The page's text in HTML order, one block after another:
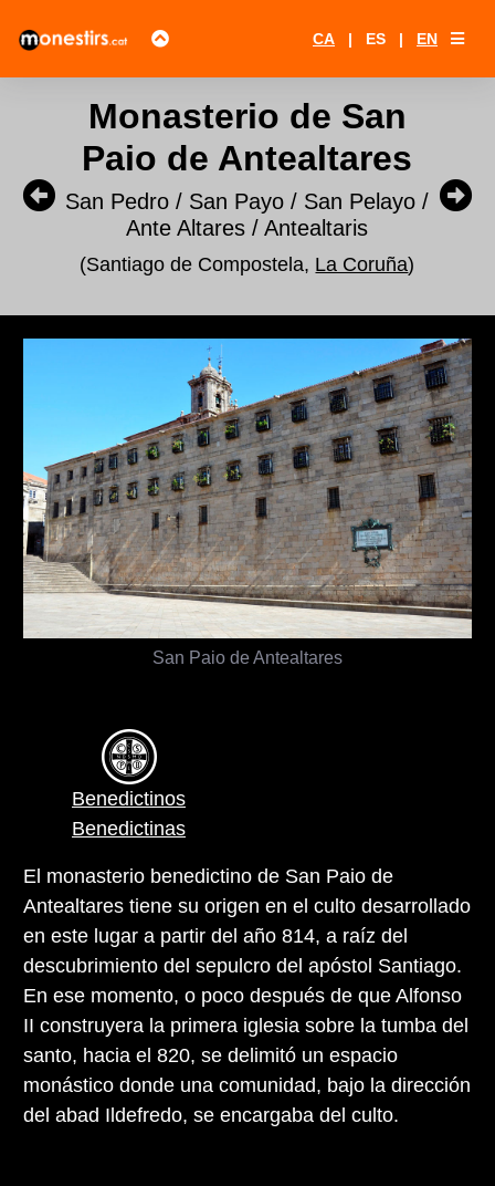
CA | ES | EN
Monasterio de San
Paio de Antealtares
San Pedro / San Payo / San Pelayo /
Ante Altares / Antealtaris
(Santiago de Compostela, La Coruña)
San Paio de Antealtares
Benedictinos
Benedictinas
El monasterio benedictino de San Paio de
Antealtares tiene su origen en el culto desarrollado
en este lugar a partir del año 814, a raíz del
descubrimiento del sepulcro del apóstol Santiago.
En ese momento, o poco después de que Alfonso
II construyera la primera iglesia sobre la tumba del
santo, hacia el 820, se delimitó un espacio
monástico donde una comunidad, bajo la dirección
del abad Ildefredo, se encargaba del culto.